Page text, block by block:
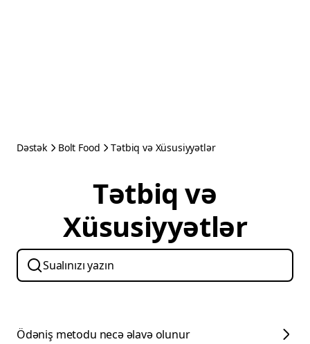
Dəstək Bolt Food Tətbiq və Xüsusiyyətlər
Tətbiq və
Xüsusiyyətlər
Ödəniş metodu necə əlavə olunur